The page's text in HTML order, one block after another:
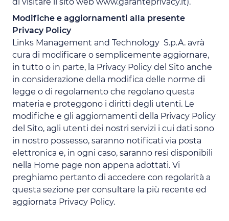
Modifiche e aggiornamenti alla presente
Privacy Policy
Links Management and Technology S.p.A. avrà
cura di modificare o semplicemente aggiornare,
in tutto o in parte, la Privacy Policy del Sito anche
in considerazione della modifica delle norme di
legge o di regolamento che regolano questa
materia e proteggono i diritti degli utenti. Le
modifiche e gli aggiornamenti della Privacy Policy
del Sito, agli utenti dei nostri servizi i cui dati sono
in nostro possesso, saranno notificati via posta
elettronica e, in ogni caso, saranno resi disponibili
nella Home page non appena adottati. Vi
preghiamo pertanto di accedere con regolarità a
questa sezione per consultare la più recente ed
aggiornata Privacy Policy.